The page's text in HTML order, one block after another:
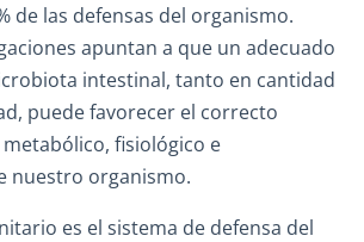
de las defensas del organismo.
apuntan a que un adecuado
intestinal, tanto en cantidad
puede favorecer el correcto
fisiológico e
nuestro organismo.
es el sistema de defensa del